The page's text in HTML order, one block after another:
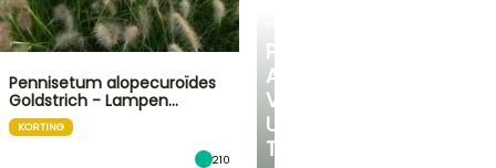
PERSOONLIJK
ADVIES
VOOR
UW
TUIN
Pennisetum alopecuroïdes
Goldstrich - Lampen…
KORTING
210